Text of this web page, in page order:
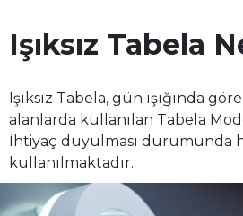
Işıksız Tabela
Işıksız Tabela, gün ışığında
alanlarda kullanılan Tabela
İhtiyaç duyulması durumunda
kullanılmaktadır.